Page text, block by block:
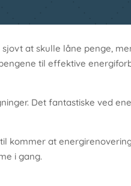
at skulle låne penge,
til effektive
Det fantastiske ved
kommer at
i gang.